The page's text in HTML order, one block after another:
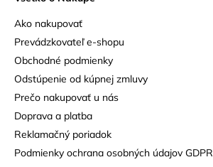
Ako nakupovať
Prevádzkovateľ e-shopu
Obchodné podmienky
Odstúpenie od kúpnej zmluvy
Prečo nakupovať u nás
Doprava a platba
Reklamačný poriadok
Podmienky ochrana osobných údajov GDPR